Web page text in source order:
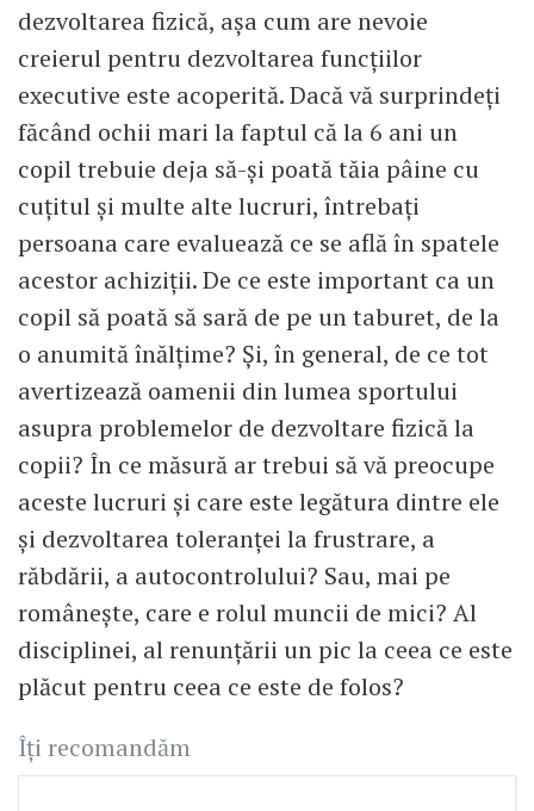
dezvoltarea fizică, aşa cum are nevoie
creierul pentru dezvoltarea funcţiilor
executive este acoperită. Dacă vă surprindeţi
făcând ochii mari la faptul că la 6 ani un
copil trebuie deja să-şi poată tăia pâine cu
cuţitul şi multe alte lucruri, întrebaţi
persoana care evaluează ce se află în spatele
acestor achiziţii. De ce este important ca un
copil să poată să sară de pe un taburet, de la
o anumită înălţime? Şi, în general, de ce tot
avertizează oamenii din lumea sportului
asupra problemelor de dezvoltare fizică la
copii? În ce măsură ar trebui să vă preocupe
aceste lucruri şi care este legătura dintre ele
şi dezvoltarea toleranţei la frustrare, a
răbdării, a autocontrolului? Sau, mai pe
românește, care e rolul muncii de mici? Al
disciplinei, al renunțării un pic la ceea ce este
plăcut pentru ceea ce este de folos?
Îți recomandăm